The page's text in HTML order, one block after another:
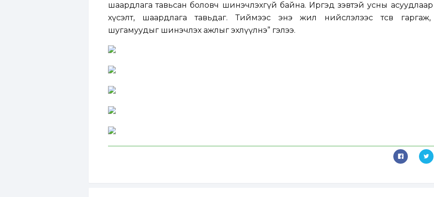
шаардлага тавьсан боловч шинэчлэхгүй байна. Иргэд зэвтэй усны
хүсэлт, шаардлага тавьдаг. Тиймээс энэ жил нийслэлээс төсөв гаргаж,
шугамуудыг шинэчлэх ажлыг эхлүүлнэ” гэлээ.